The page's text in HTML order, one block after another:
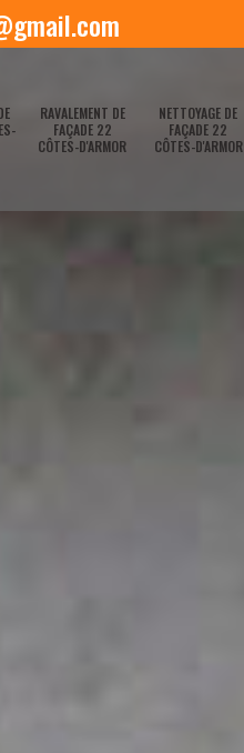
RAVALEMENT DE
FAÇADE 22
CÔTES-D'ARMOR
NETTOYAGE DE
FAÇADE 22
CÔTES-D'ARMOR